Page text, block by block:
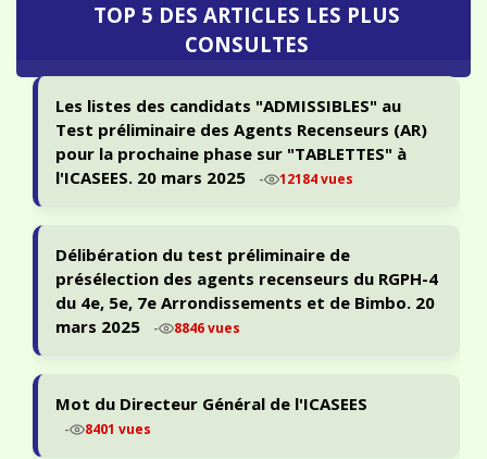
TOP 5 DES ARTICLES LES PLUS
CONSULTES
Les listes des candidats "ADMISSIBLES" au
Test préliminaire des Agents Recenseurs (AR)
pour la prochaine phase sur "TABLETTES" à
l'ICASEES. 20 mars 2025
- 12184 vues
Délibération du test préliminaire de
présélection des agents recenseurs du RGPH-4
du 4e, 5e, 7e Arrondissements et de Bimbo. 20
mars 2025
- 8846 vues
Mot du Directeur Général de l'ICASEES
- 8401 vues